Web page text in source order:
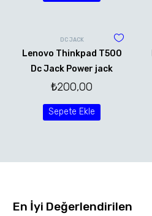
DC JACK
Lenovo Thinkpad T500
Dc Jack Power jack
₺200,00
Sepete Ekle
En İyi Değerlendirilen